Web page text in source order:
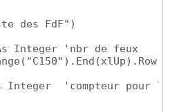
des FdF")
Integer 'nbr de feux
Integer  'compteur pour